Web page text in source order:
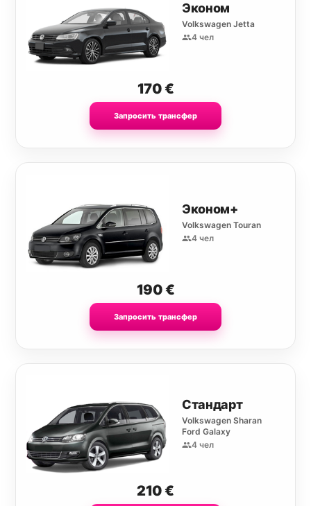
Эконом
Volkswagen Jetta
4 чел
170€
Запросить трансфер
Эконом+
Volkswagen Touran
4 чел
190€
Запросить трансфер
Стандарт
Volkswagen Sharan
Ford Galaxy
4 чел
210€